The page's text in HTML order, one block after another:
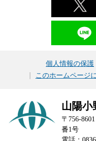
個人情報の保護
このホームページ
山陽小
〒756-
番1号